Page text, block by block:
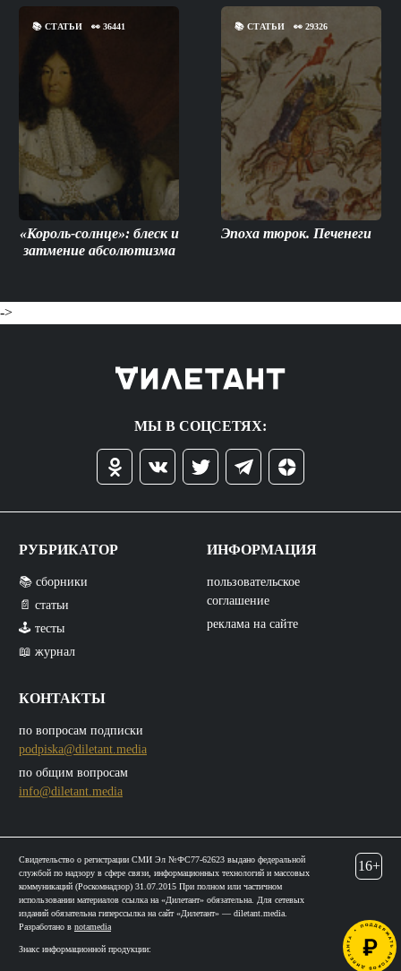
📚 СТАТЬИ 👀 36441
«Король-солнце»: блеск и
затмение абсолютизма
📚СТАТЬИ 👀29326
Эпоха тюрок. Печенеги
->
МЫ В СОЦСЕТЯХ:
РУБРИКАТОР
📚 сборники
📄 статьи
🕹️ тесты
📖 журнал
КОНТАКТЫ
по вопросам подписки
podpiska@diletant.media
по общим вопросам
info@diletant.media
ИНФОРМАЦИЯ
пользовательское
соглашение
реклама на сайте
Свидетельство о регистрации СМИ Эл №ФС77-62623 выдано федеральной
службой по надзору в сфере связи, информационных технологий и массовых
коммуникаций (Роскомнадзор) 31.07.2015 При полном или частичном
использовании материалов ссылка на «Дилетант» обязательна. Для сетевых
изданий обязательна гиперссылка на сайт «Дилетант» — diletant.media.
Разработано в notamedia
Знакс информационной продукции:
16+